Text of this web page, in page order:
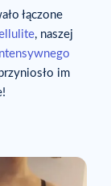
łączone
, naszej
Intensywnego
im